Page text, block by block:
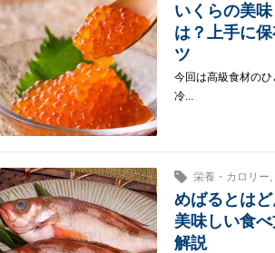
いくらの美
は？上手に
ツ
今回は高級食材の
冷...
栄養・カロリー
めばるとは
美味しい食
解説